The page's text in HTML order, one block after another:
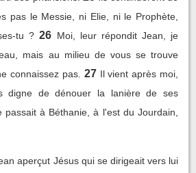
pas le Messie, ni Elie, ni le Prophète,
tu ? 26 Moi, leur répondit Jean, je
mais au milieu de vous se trouve
connaissez pas. 27 Il vient après moi,
digne de dénouer la lanière de ses
passait à Béthanie, à l'est du Jourdain,
aperçut Jésus qui se dirigeait vers lui